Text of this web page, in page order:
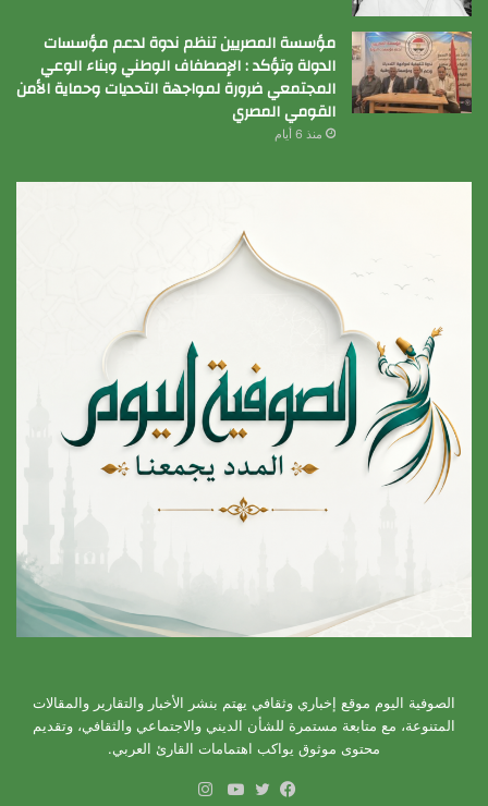
مؤسسة المصريين تنظم ندوة لدعم مؤسسات
الدولة وتؤكد : الإصطفاف الوطني وبناء الوعي
المجتمعي ضرورة لمواجهة التحديات وحماية الأمن
القومي المصري
منذ 6 أيام
الصوفية اليوم موقع إخباري وثقافي يهتم بنشر الأخبار والتقارير والمقالات
المتنوعة، مع متابعة مستمرة للشأن الديني والاجتماعي والثقافي، وتقديم
محتوى موثوق يواكب اهتمامات القارئ العربي.